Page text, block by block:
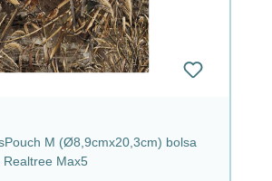
M (Ø8,9cmx20,3cm) bolsa
Max5